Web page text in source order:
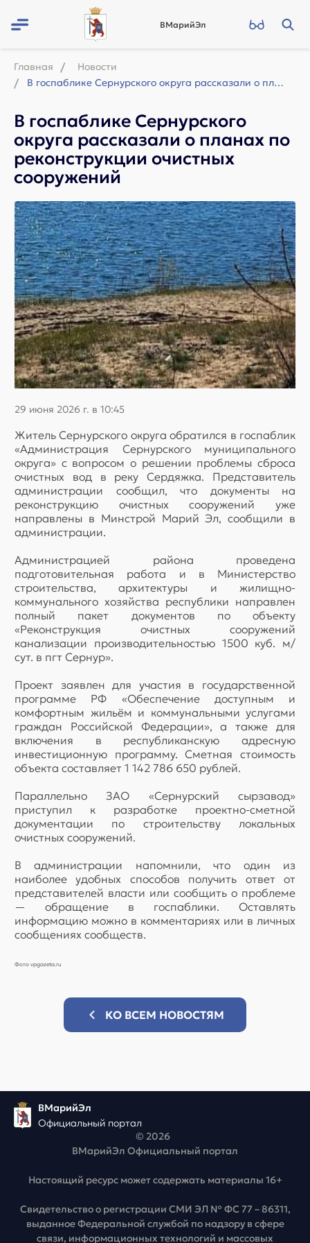
ВМарийЭл
Главная
Новости
В госпаблике Сернурского округа рассказали о планах по реконструкции очистных со...
В госпаблике Сернурского
округа рассказали о планах по
реконструкции очистных
сооружений
29 июня 2026 г. в 10:45
Житель Сернурского округа обратился в госпаблик
«Администрация Сернурского муниципального
округа» с вопросом о решении проблемы сброса
очистных вод в реку Сердяжка. Представитель
администрации сообщил, что документы на
реконструкцию очистных сооружений уже
направлены в Минстрой Марий Эл, сообщили в
администрации.
Администрацией района проведена
подготовительная работа и в Министерство
строительства, архитектуры и жилищно-
коммунального хозяйства республики направлен
полный пакет документов по объекту
«Реконструкция очистных сооружений
канализации производительностью 1500 куб. м/
сут. в пгт Сернур».
Проект заявлен для участия в государственной
программе РФ «Обеспечение доступным и
комфортным жильём и коммунальными услугами
граждан Российской Федерации», а также для
включения в республиканскую адресную
инвестиционную программу. Сметная стоимость
объекта составляет 1 142 786 650 рублей.
Параллельно ЗАО «Сернурский сырзавод»
приступил к разработке проектно-сметной
документации по строительству локальных
очистных сооружений.
В администрации напомнили, что один из
наиболее удобных способов получить ответ от
представителей власти или сообщить о проблеме
— обращение в госпаблики. Оставлять
информацию можно в комментариях или в личных
сообщениях сообществ.
Фото vpgazeta.ru
КО ВСЕМ НОВОСТЯМ
ВМарийЭл
Официальный портал
© 2026
ВМарийЭл Официальный портал
Настоящий ресурс может содержать материалы 16+
Свидетельство о регистрации СМИ ЭЛ № ФС 77 – 86311,
выданное Федеральной службой по надзору в сфере
связи, информационных технологий и массовых